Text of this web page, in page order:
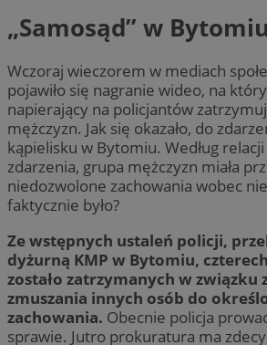
„Samosąd” w
Wczoraj wieczorem w mediach
pojawiło się nagranie wideo, na
napierający na policjantów
mężczyzn. Jak się okazało, do
kąpielisku w Bytomiu. Według
zdarzenia, grupa mężczyzn miała
niedozwolone zachowania wobec
faktycznie było?
Ze wstępnych ustaleń policji,
dyżurną KMP w Bytomiu,
zostało zatrzymanych w związku
zmuszania innych osób do
zachowania. Obecnie policja
sprawie. Jutro prokuratura ma